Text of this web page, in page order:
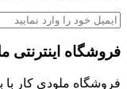
فروشگاه اینترنتی